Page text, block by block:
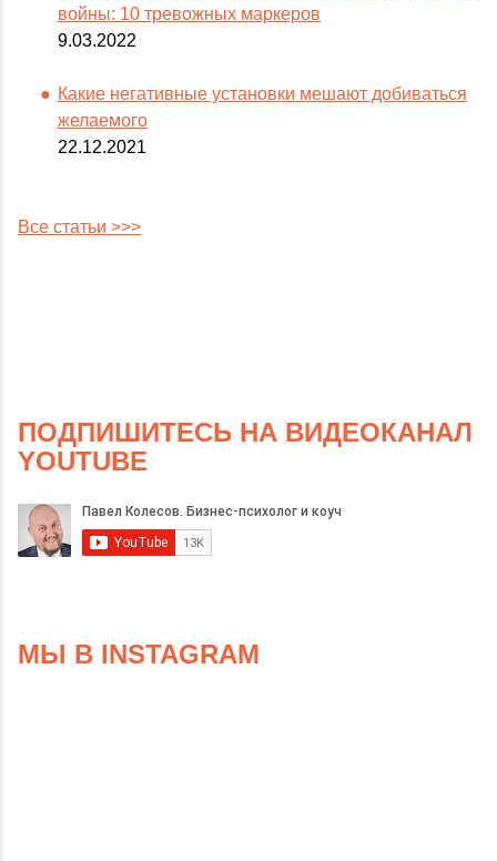
войны: 10 тревожных маркеров
9.03.2022
Какие негативные установки мешают добиваться
желаемого
22.12.2021
Все статьи >>>
ПОДПИШИТЕСЬ НА ВИДЕОКАНАЛ
YOUTUBE
МЫ В INSTAGRAM